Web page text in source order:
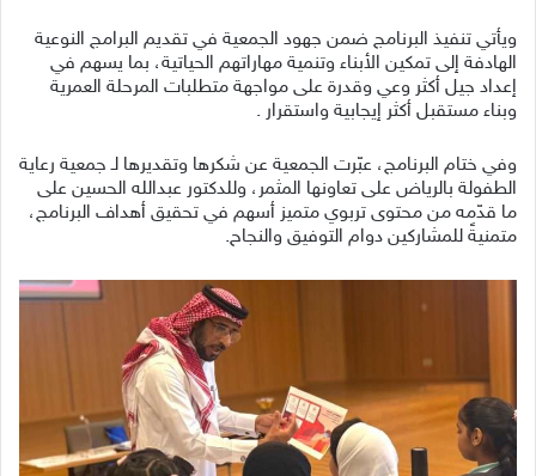
ويأتي تنفيذ البرنامج ضمن جهود الجمعية في تقديم البرامج النوعية
الهادفة إلى تمكين الأبناء وتنمية مهاراتهم الحياتية، بما يسهم في
إعداد جيل أكثر وعي وقدرة على مواجهة متطلبات المرحلة العمرية
وبناء مستقبل أكثر إيجابية واستقرار .
وفي ختام البرنامج، عبّرت الجمعية عن شكرها وتقديرها لـ جمعية رعاية
الطفولة بالرياض على تعاونها المثمر، وللدكتور عبدالله الحسين على
ما قدّمه من محتوى تربوي متميز أسهم في تحقيق أهداف البرنامج،
متمنيةً للمشاركين دوام التوفيق والنجاح.